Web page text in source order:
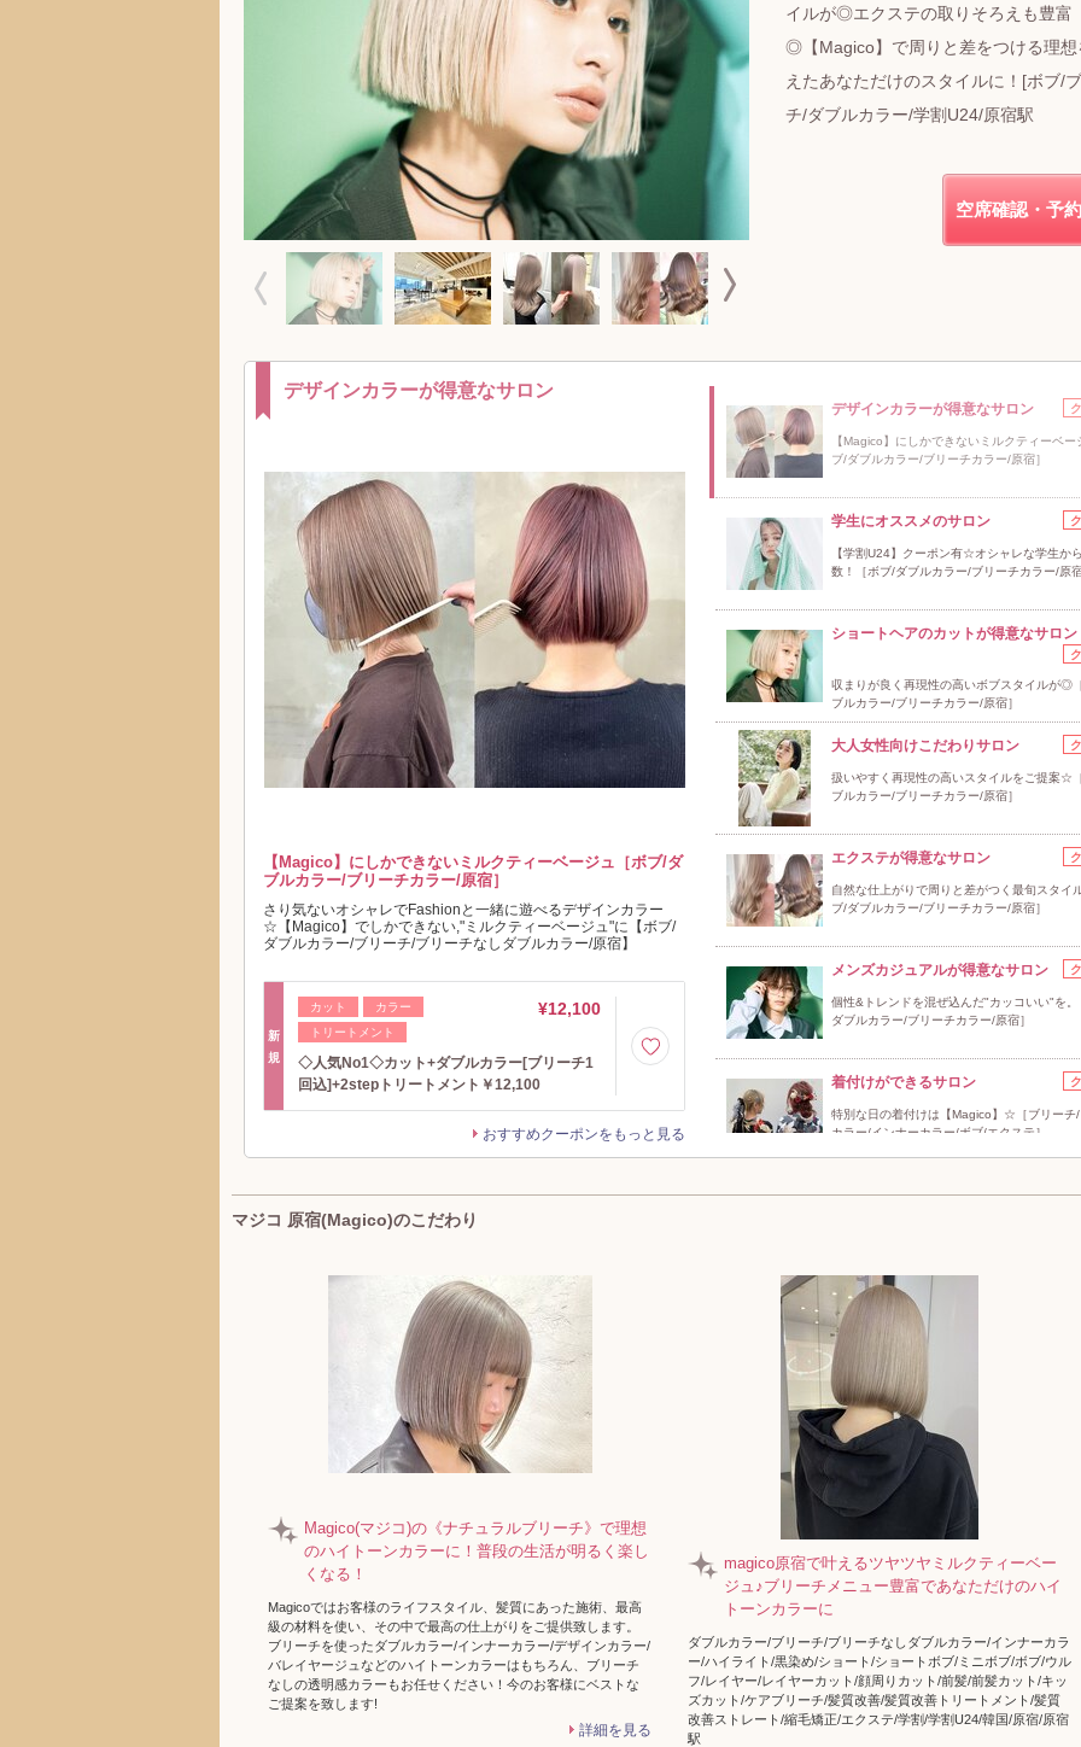
イルが◎エクステの取りそろえも豊富
◎【Magico】で周りと差をつける理想
えたあなただけのスタイルに！[ボブ/
チ/ダブルカラー/学割U24/原宿駅
空席確認・予
デザインカラーが得意なサロン
【Magico】にしかできないミルクティーベージュ［ボブ/ダ
ブルカラー/ブリーチカラー/原宿］
さり気ないオシャレでFashionと一緒に遊べるデザインカラー
☆【Magico】でしかできない,"ミルクティーベージュ"に【ボブ/
ダブルカラー/ブリーチ/ブリーチなしダブルカラー/原宿】
新
規
カット
カラー
トリートメント
¥12,100
◇人気No1◇カット+ダブルカラー[ブリーチ1
回込]+2stepトリートメント￥12,100
おすすめクーポンをもっと見る
デザインカラーが得意なサロン
【Magico】にしかできないミルクティーベー
ブ/ダブルカラー/ブリーチカラー/原宿］
学生にオススメのサロン
【学割U24】クーポン有☆オシャレな学生か
数！［ボブ/ダブルカラー/ブリーチカラー/原
ショートヘアのカットが得意なサロン
収まりが良く再現性の高いボブスタイルが◎
ブルカラー/ブリーチカラー/原宿］
大人女性向けこだわりサロン
扱いやすく再現性の高いスタイルをご提案☆
ブルカラー/ブリーチカラー/原宿］
エクステが得意なサロン
自然な仕上がりで周りと差がつく最旬スタイ
ブ/ダブルカラー/ブリーチカラー/原宿］
メンズカジュアルが得意なサロン
個性&トレンドを混ぜ込んだ"カッコいい"を
ダブルカラー/ブリーチカラー/原宿］
着付けができるサロン
特別な日の着付けは【Magico】☆［ブリーチ
カラー/インナーカラー/ボブ/エクステ］
マジコ 原宿(Magico)のこだわり
Magico(マジコ)の《ナチュラルブリーチ》で理想
のハイトーンカラーに！普段の生活が明るく楽し
くなる！
Magicoではお客様のライフスタイル、髪質にあった施術、最高
級の材料を使い、その中で最高の仕上がりをご提供致します。
ブリーチを使ったダブルカラー/インナーカラー/デザインカラー/
バレイヤージュなどのハイトーンカラーはもちろん、ブリーチ
なしの透明感カラーもお任せください！今のお客様にベストな
ご提案を致します!
詳細を見る
magico原宿で叶えるツヤツヤミルクティーベー
ジュ♪ブリーチメニュー豊富であなただけのハイ
トーンカラーに
ダブルカラー/ブリーチ/ブリーチなしダブルカラー/インナーカラ
ー/ハイライト/黒染め/ショート/ショートボブ/ミニボブ/ボブ/ウル
フ/レイヤー/レイヤーカット/顔周りカット/前髪/前髪カット/キッ
ズカット/ケアブリーチ/髪質改善/髪質改善トリートメント/髪質
改善ストレート/縮毛矯正/エクステ/学割/学割U24/韓国/原宿/原宿
駅